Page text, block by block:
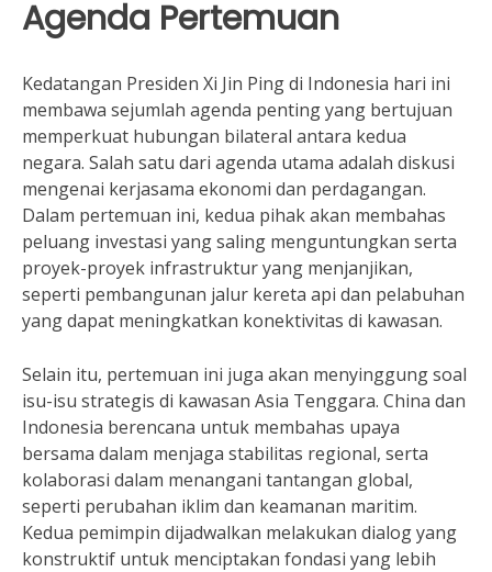
Agenda Pertemuan
Kedatangan Presiden Xi Jin Ping di Indonesia hari ini
membawa sejumlah agenda penting yang bertujuan
memperkuat hubungan bilateral antara kedua
negara. Salah satu dari agenda utama adalah diskusi
mengenai kerjasama ekonomi dan perdagangan.
Dalam pertemuan ini, kedua pihak akan membahas
peluang investasi yang saling menguntungkan serta
proyek-proyek infrastruktur yang menjanjikan,
seperti pembangunan jalur kereta api dan pelabuhan
yang dapat meningkatkan konektivitas di kawasan.
Selain itu, pertemuan ini juga akan menyinggung soal
isu-isu strategis di kawasan Asia Tenggara. China dan
Indonesia berencana untuk membahas upaya
bersama dalam menjaga stabilitas regional, serta
kolaborasi dalam menangani tantangan global,
seperti perubahan iklim dan keamanan maritim.
Kedua pemimpin dijadwalkan melakukan dialog yang
konstruktif untuk menciptakan fondasi yang lebih